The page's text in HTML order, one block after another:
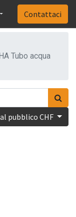
Contattaci
Tubo acqua
pubblico CHF